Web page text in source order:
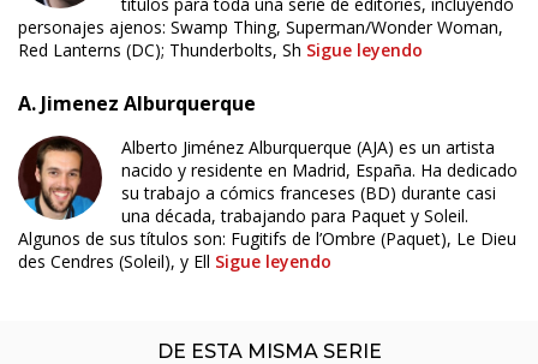
personajes ajenos: Swamp Thing, Superman/Wonder Woman,
Red Lanterns (DC); Thunderbolts, Sh Sigue leyendo
A. Jimenez Alburquerque
Alberto Jiménez Alburquerque (AJA) es un artista
nacido y residente en Madrid, España. Ha dedicado
su trabajo a cómics franceses (BD) durante casi
una década, trabajando para Paquet y Soleil.
Algunos de sus títulos son: Fugitifs de l’Ombre (Paquet), Le Dieu
des Cendres (Soleil), y Ell Sigue leyendo
DE ESTA MISMA SERIE
ÚLTIMO NÚMERO PUBLICADO